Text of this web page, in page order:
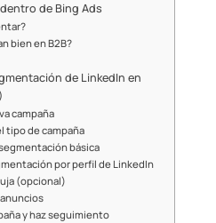
de Bing Ads
bien en B2B?
de LinkedIn en
campaña
tipo de campaña
básica
por perfil de LinkedIn
(opcional)
y haz seguimiento